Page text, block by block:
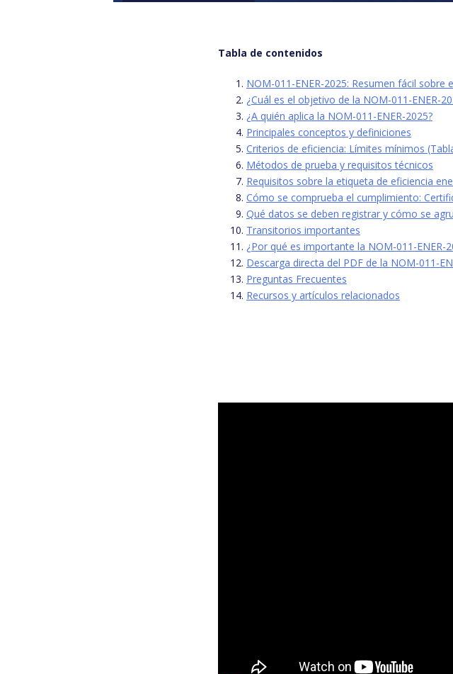
Tabla de contenidos
NOM-011-ENER-2025: Resumen fácil
¿Cuál es el objetivo de la NOM-011-ENER-
¿A quién aplica la NOM-011-ENER-2025?
Principales conceptos y definiciones
Criterios de eficiencia: Límites mínimos
Métodos de prueba y requisitos técnicos
Requisitos sobre la etiqueta de eficiencia
Cómo se comprueba el cumplimiento:
Qué datos se deben registrar y cómo se
Transitorios importantes
¿Por qué es importante la NOM-011-ENER-
Descarga directa del PDF de la NOM-011-
Preguntas Frecuentes
Recursos y artículos relacionados